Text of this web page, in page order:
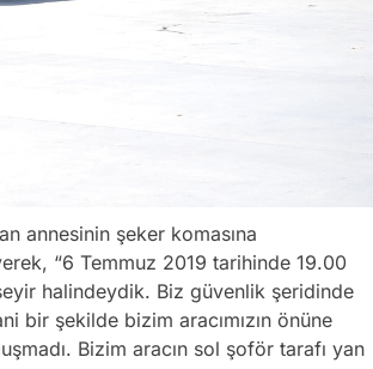
annesinin şeker komasına
“6 Temmuz 2019 tarihinde 19.00
halindeydik. Biz güvenlik şeridinde
bir şekilde bizim aracımızın önüne
Bizim aracın sol şoför tarafı yan